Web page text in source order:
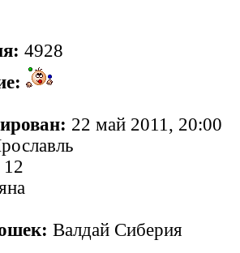
4928
22 май 2011, 20:00
12
Валдай Сиберия